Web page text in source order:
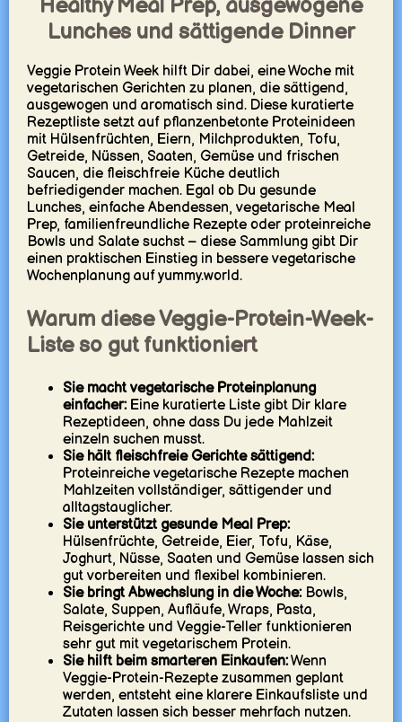
Healthy Meal Prep, ausgewogene
Lunches und sättigende Dinner
Veggie Protein Week hilft Dir dabei, eine Woche mit
vegetarischen Gerichten zu planen, die sättigend,
ausgewogen und aromatisch sind. Diese kuratierte
Rezeptliste setzt auf pflanzenbetonte Proteinideen
mit Hülsenfrüchten, Eiern, Milchprodukten, Tofu,
Getreide, Nüssen, Saaten, Gemüse und frischen
Saucen, die fleischfreie Küche deutlich
befriedigender machen. Egal ob Du gesunde
Lunches, einfache Abendessen, vegetarische Meal
Prep, familienfreundliche Rezepte oder proteinreiche
Bowls und Salate suchst – diese Sammlung gibt Dir
einen praktischen Einstieg in bessere vegetarische
Wochenplanung auf yummy.world.
Warum diese Veggie-Protein-Week-
Liste so gut funktioniert
Sie macht vegetarische Proteinplanung
einfacher:Eine kuratierte Liste gibt Dir klare
Rezeptideen, ohne dass Du jede Mahlzeit
einzeln suchen musst.
Sie hält fleischfreie Gerichte sättigend:
Proteinreiche vegetarische Rezepte machen
Mahlzeiten vollständiger, sättigender und
alltagstauglicher.
Sie unterstützt gesunde Meal Prep:
Hülsenfrüchte, Getreide, Eier, Tofu, Käse,
Joghurt, Nüsse, Saaten und Gemüse lassen sich
gut vorbereiten und flexibel kombinieren.
Sie bringt Abwechslung in die Woche:Bowls,
Salate, Suppen, Aufläufe, Wraps, Pasta,
Reisgerichte und Veggie-Teller funktionieren
sehr gut mit vegetarischem Protein.
Sie hilft beim smarteren Einkaufen:Wenn
Veggie-Protein-Rezepte zusammen geplant
werden, entsteht eine klarere Einkaufsliste und
Zutaten lassen sich besser mehrfach nutzen.